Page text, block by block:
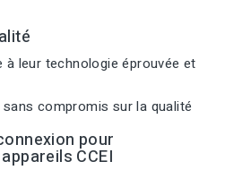
à leur technologie éprouvée et
compromis sur la qualité
pour
CCEI